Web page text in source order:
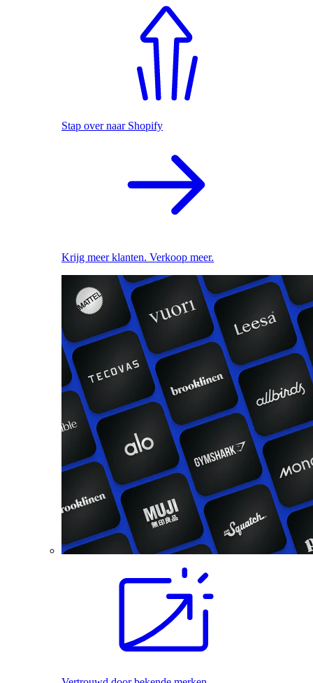
Stap over naar Shopify
Krijg meer klanten. Verkoop meer.